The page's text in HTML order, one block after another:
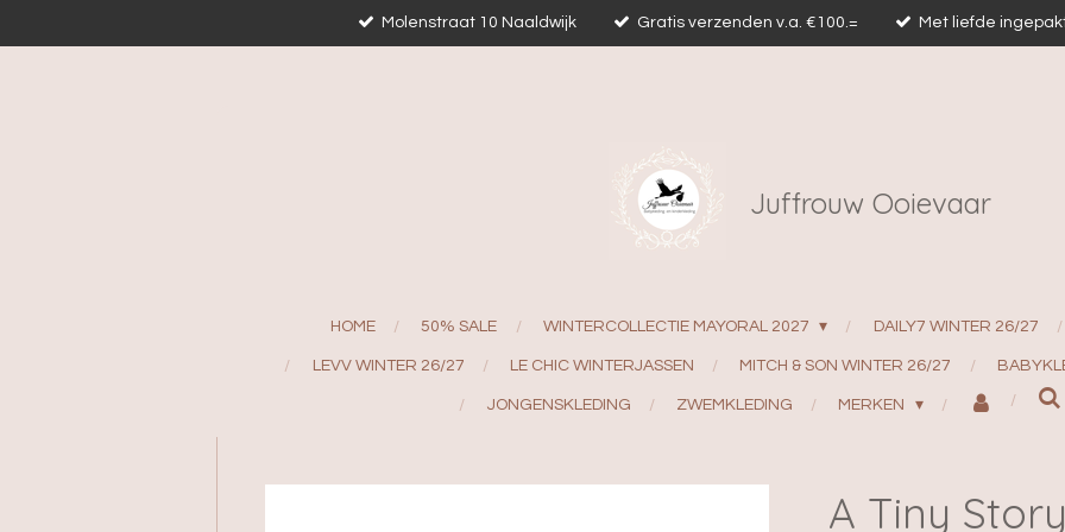
Molenstraat 10 Naaldwijk Gratis verzenden v.a. €100.= Met liefde
Juffrouw Ooievaar
HOME 50% SALE WINTERCOLLECTIE MAYORAL 2027 DAILY7 WINTER 26/27
LEVV WINTER 26/27 LE CHIC WINTERJASSEN MITCH & SON WINTER 26/27
JONGENSKLEDING ZWEMKLEDING MERKEN
A Tiny